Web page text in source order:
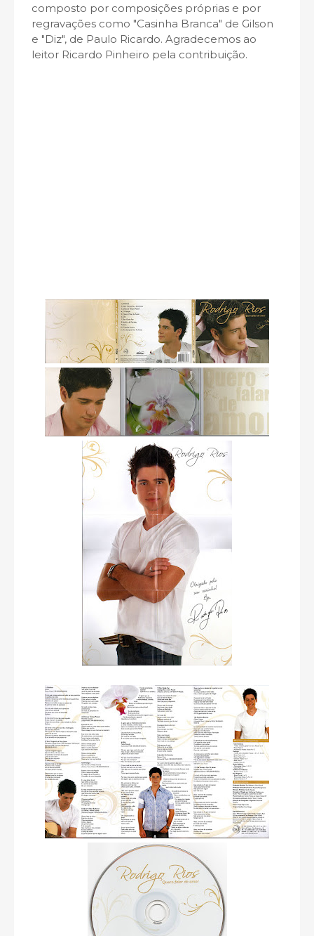
composto por composições próprias e por
regravações como "Casinha Branca" de Gilson
e "Diz", de Paulo Ricardo. Agradecemos ao
leitor Ricardo Pinheiro pela contribuição.